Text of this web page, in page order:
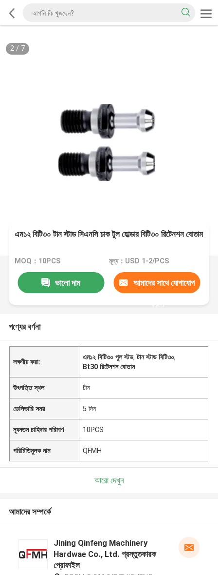
2/ 7
এম১২ বিটি৩০ টান স্টাড সিএনসি চাক টুল হোল্ডার বিটি৩০ রিটেনশন বোতাম
MOQ：10PCS মূল্য：USD 1-2/PCS
ভালো দাম আমাদের সাথে যোগাযোগ
করুন
পণ্যের বর্ণনা
লক্ষণীয় করা:
এম১২ বিটি৩০ পুল স্টড,টান স্টাড বিটি৩০,
Bt30 রিটেনশন বোতাম
উৎপত্তি স্থল চীন
ডেলিভারি সময় 5 দিন
ন্যূনতম চাহিদার পরিমাণ 10PCS
পরিচিতিমুলক নাম QFMH
আরো দেখুন
আমাদের সম্পর্কে
Jining Qinfeng Machinery
Hardwae Co., Ltd. প্রস্তুতকারক
প্রোফাইল